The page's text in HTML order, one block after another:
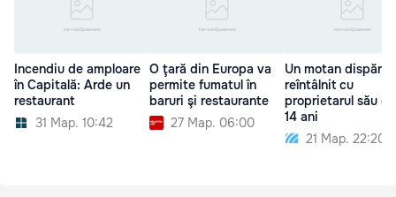
Incendiu de amploare
în Capitală: Arde un
restaurant
31 Мар. 10:42
O ţară din Europa va
permite fumatul în
baruri şi restaurante
27 Мар. 06:00
Un motan
reîntâlnit cu
proprietarul său
14 ani
21 Мар. 22:20